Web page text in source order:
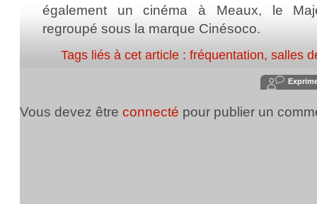
également un cinéma à Meaux, le
regroupé sous la marque Cinésoco.
Tags liés à cet article : fréquentation, salles
Vous devez être connecté pour publier un